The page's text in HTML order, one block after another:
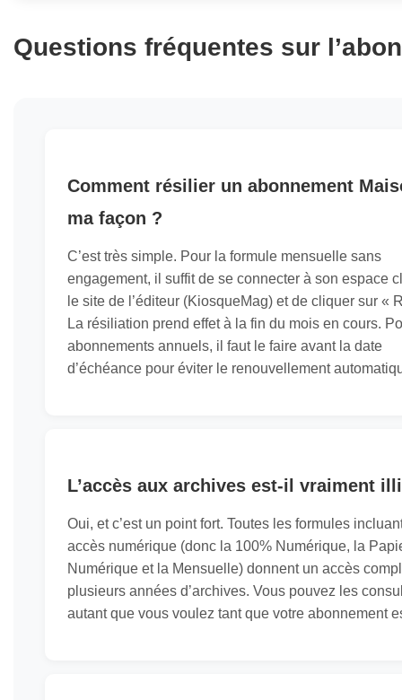
Questions fréquentes sur
Comment résilier un abonnement
ma façon ?
C’est très simple. Pour la formule mensuelle sans
engagement, il suffit de se connecter à son espace
le site de l’éditeur (KiosqueMag) et de cliquer sur «
La résiliation prend effet à la fin du mois en cours.
abonnements annuels, il faut le faire avant la date
d’échéance pour éviter le renouvellement
L’accès aux archives est-il vraiment
Oui, et c’est un point fort. Toutes les formules
accès numérique (donc la 100% Numérique, la
Numérique et la Mensuelle) donnent un accès
plusieurs années d’archives. Vous pouvez les
autant que vous voulez tant que votre abonnement